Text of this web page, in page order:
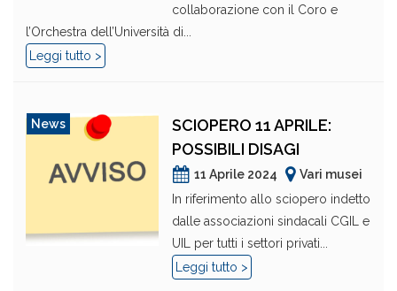
collaborazione con il Coro e
l’Orchestra dell’Università di...
Leggi tutto >
News
SCIOPERO 11 APRILE:
POSSIBILI DISAGI
11 Aprile 2024
Vari musei
In riferimento allo sciopero indetto
dalle associazioni sindacali CGIL e
UIL per tutti i settori privati...
Leggi tutto >